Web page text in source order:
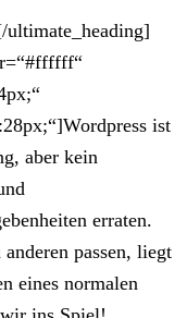
ist
aber kein
erraten.
passen, liegt
eines normalen